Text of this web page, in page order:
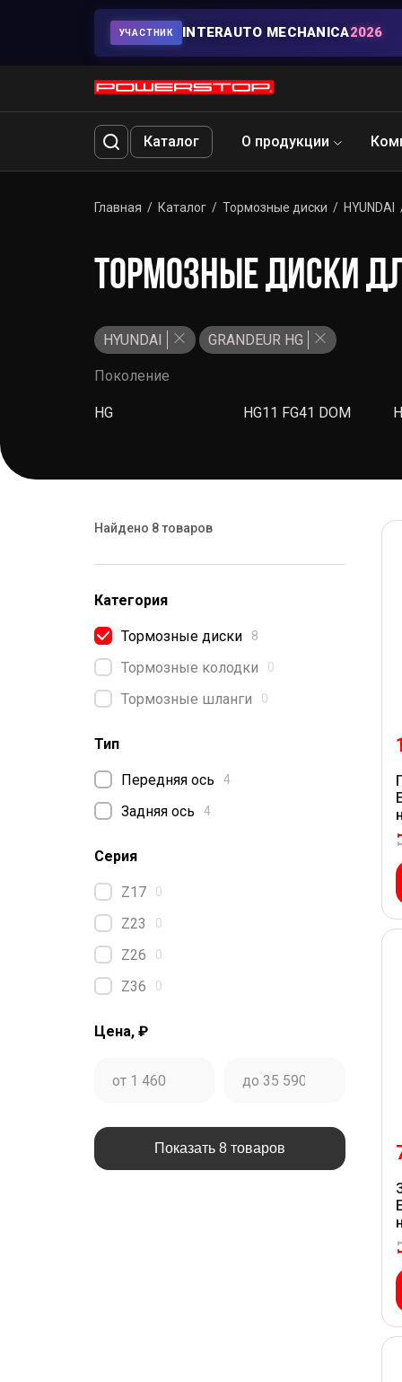
УЧАСТНИК INTERAUTO MECHANICA2026
Каталог О продукции
Главная Каталог Тормозные диски HYUNDAI
ТОРМОЗНЫЕ ДИСКИ ДЛЯ
HYUNDAI GRANDEUR HG
Поколение
HG HG11 FG41 DOM
Найдено 8 товаров
Категория
Тормозные диски 8
Тормозные колодки 0
Тормозные шланги 0
Тип
Передняя ось 4
Задняя ось 4
Серия
Z17 0
Z23 0
Z26 0
Z36 0
Цена, ₽
Показать 8 товаров